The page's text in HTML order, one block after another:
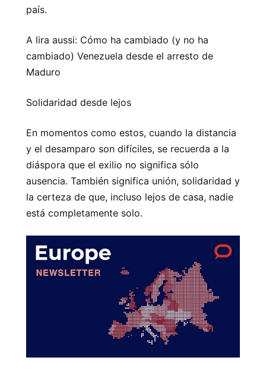
país.
A lira aussi: Cómo ha cambiado (y no ha
cambiado) Venezuela desde el arresto de
Maduro
Solidaridad desde lejos
En momentos como estos, cuando la distancia
y el desamparo son difíciles, se recuerda a la
diáspora que el exilio no significa sólo
ausencia. También significa unión, solidaridad y
la certeza de que, incluso lejos de casa, nadie
está completamente solo.